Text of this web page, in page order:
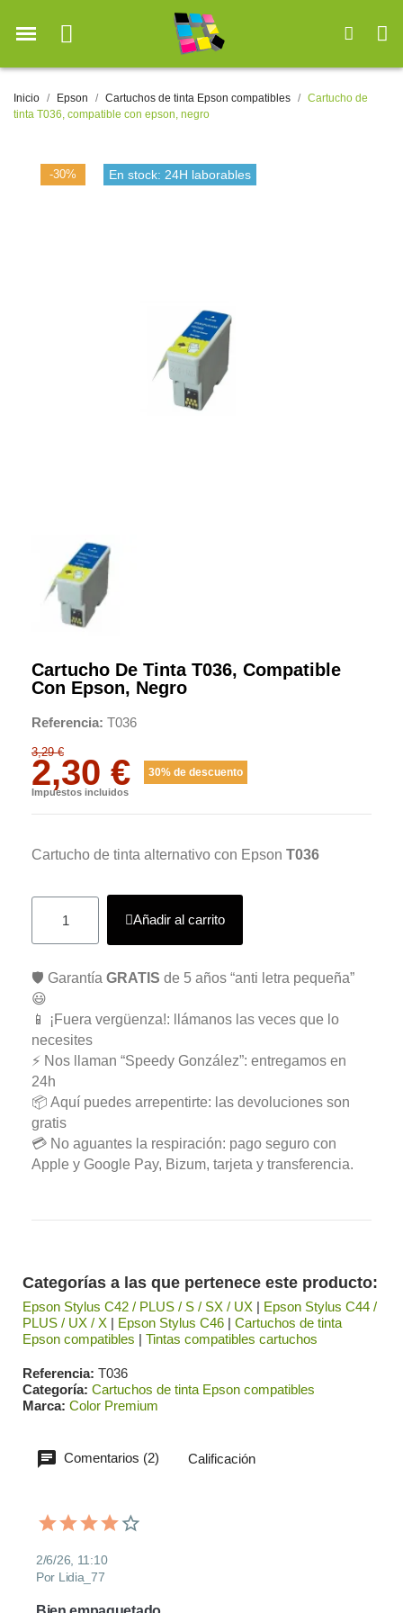
Inicio Epson Cartuchos de tinta Epson compatibles
Cartucho de
tinta T036, compatible con epson, negro
-30% En stock: 24H laborables
Cartucho De Tinta T036, Compatible
Con Epson, Negro
Referencia T036
3,29 €
2,30 € 30% de descuento
Impuestos incluidos
Cartucho de tinta alternativo con Epson T036
Añadir al carrito
🛡️ Garantía GRATIS de 5 años “anti letra pequeña”
😃
📱 ¡Fuera vergüenza!: llámanos las veces que lo
necesites
⚡ Nos llaman “Speedy González”: entregamos en
24h
📦 Aquí puedes arrepentirte: las devoluciones son
gratis
💳 No aguantes la respiración: pago seguro con
Apple y Google Pay, Bizum, tarjeta y transferencia.
Categorías a las que pertenece este producto:
Epson Stylus C42 / PLUS / S / SX / UX | Epson Stylus C44 /
PLUS / UX / X | Epson Stylus C46 | Cartuchos de tinta
Epson compatibles | Tintas compatibles cartuchos
Referencia T036
Categoría Cartuchos de tinta Epson compatibles
Marca Color Premium
Comentarios (2) Calificación
2/6/26, 11:10
Por Lidia_77